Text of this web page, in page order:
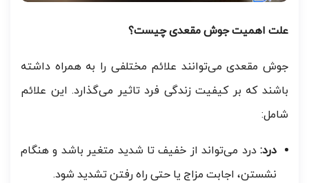
علت اهمیت جوش‌ مقعدی چیست؟
جوش‌ مقعدی می‌توانند علائم مختلفی را به همراه داشته
باشند که بر کیفیت زندگی فرد تاثیر می‌گذارد. این علائم
شامل:
درد: درد می‌تواند از خفیف تا شدید متغیر باشد و هنگام
نشستن، اجابت مزاج یا حتی راه رفتن تشدید شود.